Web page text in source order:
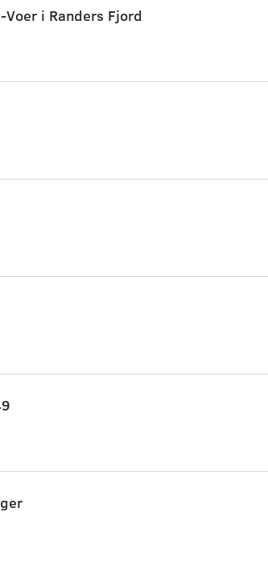
i Randers Fjord